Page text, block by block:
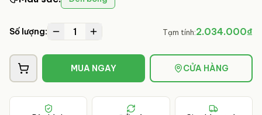
Số lượng: 1 Tạm tính:2.034.000₫
MUA NGAY CỬA HÀNG